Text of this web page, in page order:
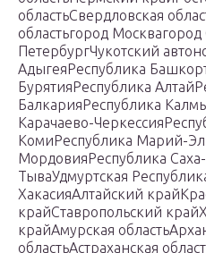
областьСвердловская
областьгород Москвагород
ПетербургЧукотский
АдыгеяРеспублика
БурятияРеспублика
БалкарияРеспублика
Карачаево-
КомиРеспублика Марий-
МордовияРеспублика
ТываУдмуртская
ХакасияАлтайский
крайСтавропольский
крайАмурская
областьАстраханская